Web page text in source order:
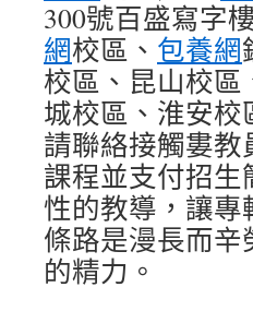
300號百盛寫字
網校區、 包養網
校區、昆山校
城校區、淮安
請聯絡接觸婁
課程並支付招
性的教導，讓
條路是漫長而
的精力。